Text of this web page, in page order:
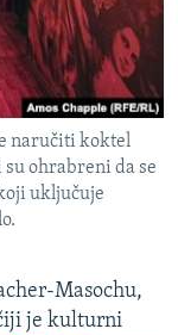
naručiti koktel
su ohrabreni da se
uključuje
Masochu,
je kulturni